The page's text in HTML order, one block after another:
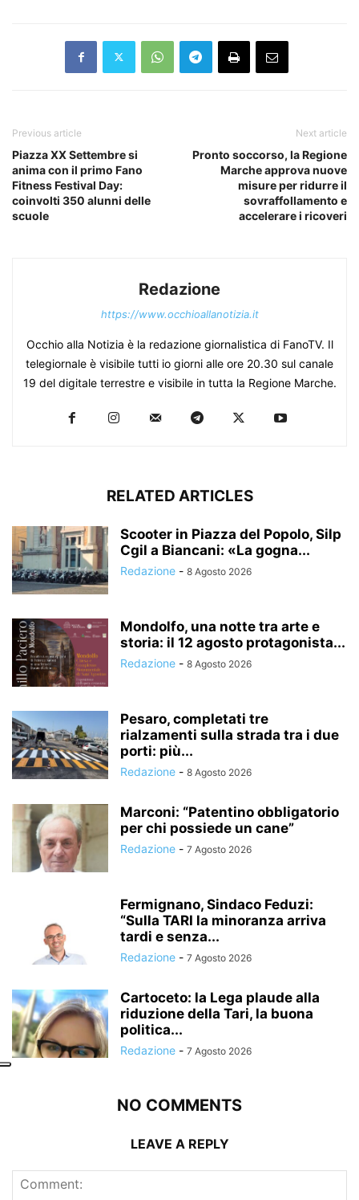
Previous article
Piazza XX Settembre si
anima con il primo Fano
Fitness Festival Day:
coinvolti 350 alunni delle
scuole
Next article
Pronto soccorso, la Regione
Marche approva nuove
misure per ridurre il
sovraffollamento e
accelerare i ricoveri
Redazione
https://www.occhioallanotizia.it
Occhio alla Notizia è la redazione giornalistica di FanoTV. Il
telegiornale è visibile tutti io giorni alle ore 20.30 sul canale
19 del digitale terrestre e visibile in tutta la Regione Marche.
RELATED ARTICLES
Scooter in Piazza del Popolo, Silp
Cgil a Biancani: «La gogna...
Redazione - 8 Agosto 2026
Mondolfo, una notte tra arte e
storia: il 12 agosto protagonista...
Redazione - 8 Agosto 2026
Pesaro, completati tre
rialzamenti sulla strada tra i due
porti: più...
Redazione - 8 Agosto 2026
Marconi: “Patentino obbligatorio
per chi possiede un cane”
Redazione - 7 Agosto 2026
Fermignano, Sindaco Feduzi:
“Sulla TARI la minoranza arriva
tardi e senza...
Redazione - 7 Agosto 2026
Cartoceto: la Lega plaude alla
riduzione della Tari, la buona
politica...
Redazione - 7 Agosto 2026
NO COMMENTS
LEAVE A REPLY